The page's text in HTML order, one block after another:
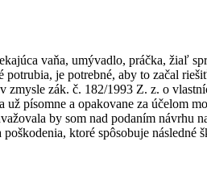
vaňa, umývadlo, práčka, žiaľ
je potrebné, aby to začal
zmysle zák. č. 182/1993 Z. z. o
písomne a opakovane za účelom
by som nad podaním návrhu
ktoré spôsobuje následné